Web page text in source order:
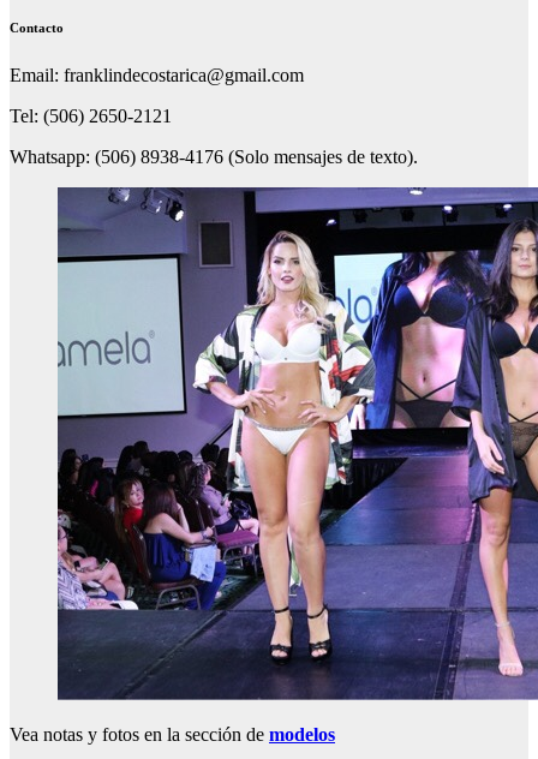
Contacto
Email: franklindecostarica@gmail.com
Tel: (506) 2650-2121
Whatsapp: (506) 8938-4176 (Solo mensajes de texto).
Vea notas y fotos en la sección de modelos